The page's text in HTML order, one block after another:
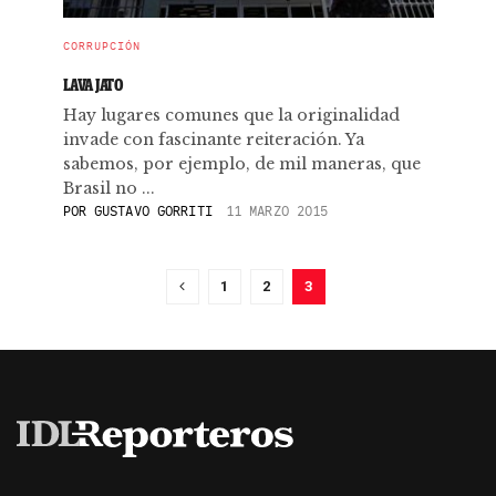
CORRUPCIÓN
LAVA JATO
Hay lugares comunes que la originalidad
invade con fascinante reiteración. Ya
sabemos, por ejemplo, de mil maneras, que
Brasil no ...
POR GUSTAVO GORRITI 11 MARZO 2015
1 2 3